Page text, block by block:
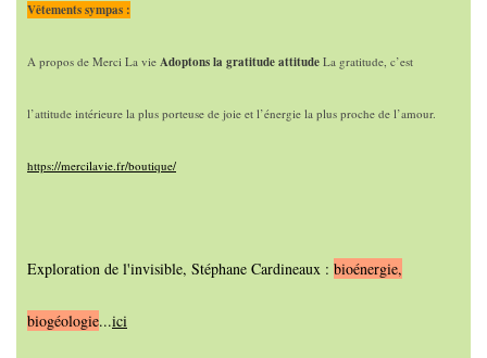
Vêtements sympas :
A propos de Merci La vie Adoptons la gratitude attitude La gratitude, c’est
l’attitude intérieure la plus porteuse de joie et l’énergie la plus proche de l’amour.
https://mercilavie.fr/boutique/
Exploration de l'invisible, Stéphane Cardineaux : bioénergie,
biogéologie...ici